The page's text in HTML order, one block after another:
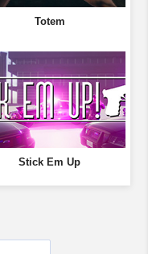
Totem
Stick Em Up